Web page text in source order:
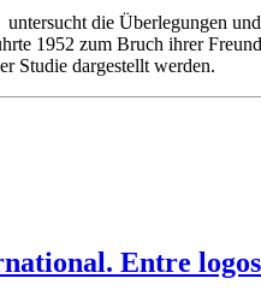
untersucht die Überlegungen
1952 zum Bruch ihrer
Studie dargestellt werden.
Entre